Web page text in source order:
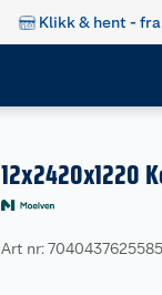
Klikk & hent -
12x2420x1220
Art nr: 7040437625585